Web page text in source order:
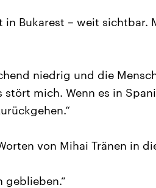
Bukarest – weit sichtbar.
niedrig und die
mich. Wenn es in
von Mihai Tränen in
geblieben.“